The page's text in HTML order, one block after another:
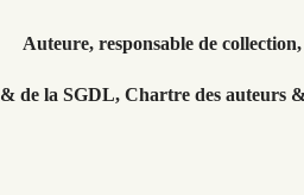
Auteure, responsable de
& de la SGDL, Chartre des auteurs